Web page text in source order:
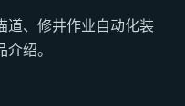
道、修井作业自动化装
绍。